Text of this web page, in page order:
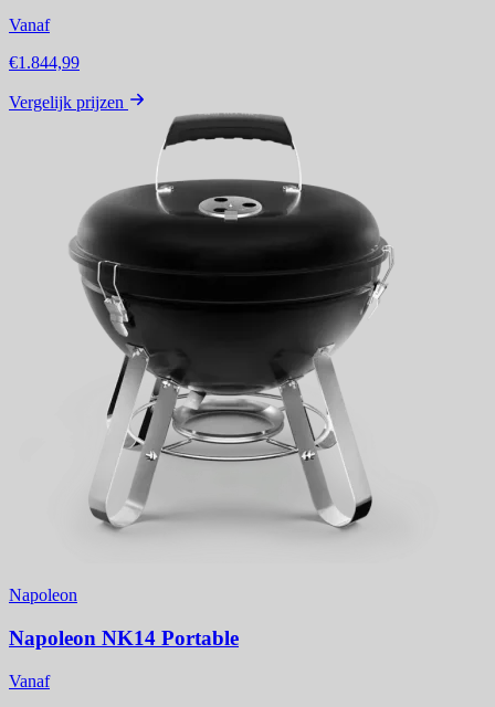
Vanaf
€1.844,99
Vergelijk prijzen
Napoleon
Napoleon NK14 Portable
Vanaf